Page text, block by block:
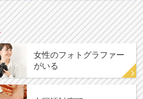
女性のフォトグラファー
がいる